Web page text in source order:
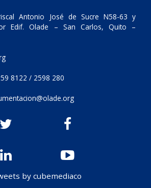
Antonio José de Sucre N58-63 y
Edif. Olade – San Carlos, Quito –
8122 / 2598 280
by cubemediaco